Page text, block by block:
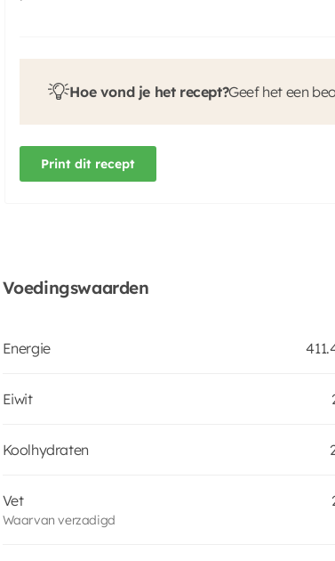
Hoe vond je het recept?Geef het een
Print dit recept
Voedingswaarden
Energie
Eiwit
Koolhydraten
Vet
Waarvan verzadigd